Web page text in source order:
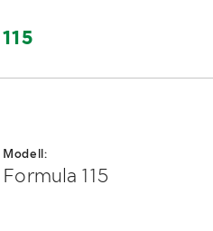
Modell:
Formula 115